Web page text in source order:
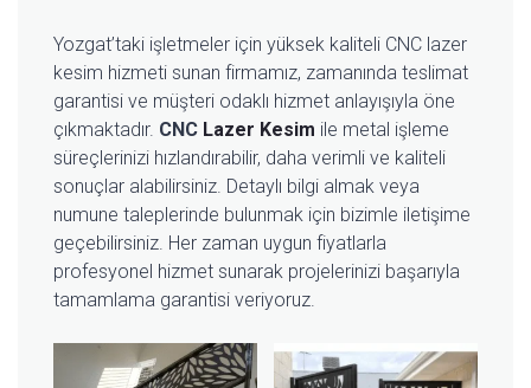
Yozgat’taki işletmeler için yüksek kaliteli CNC lazer
kesim hizmeti sunan firmamız, zamanında teslimat
garantisi ve müşteri odaklı hizmet anlayışıyla öne
çıkmaktadır. CNC Lazer Kesim ile metal işleme
süreçlerinizi hızlandırabilir, daha verimli ve kaliteli
sonuçlar alabilirsiniz. Detaylı bilgi almak veya
numune taleplerinde bulunmak için bizimle iletişime
geçebilirsiniz. Her zaman uygun fiyatlarla
profesyonel hizmet sunarak projelerinizi başarıyla
tamamlama garantisi veriyoruz.